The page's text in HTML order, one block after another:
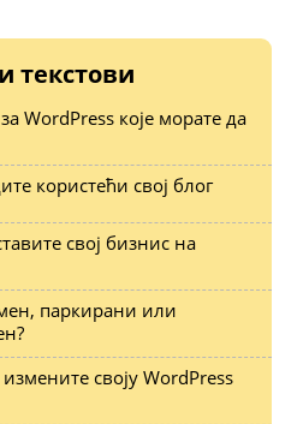
текстови
WordPress које морате да
користећи свој блог
свој бизнис на
паркирани или
своју WordPress